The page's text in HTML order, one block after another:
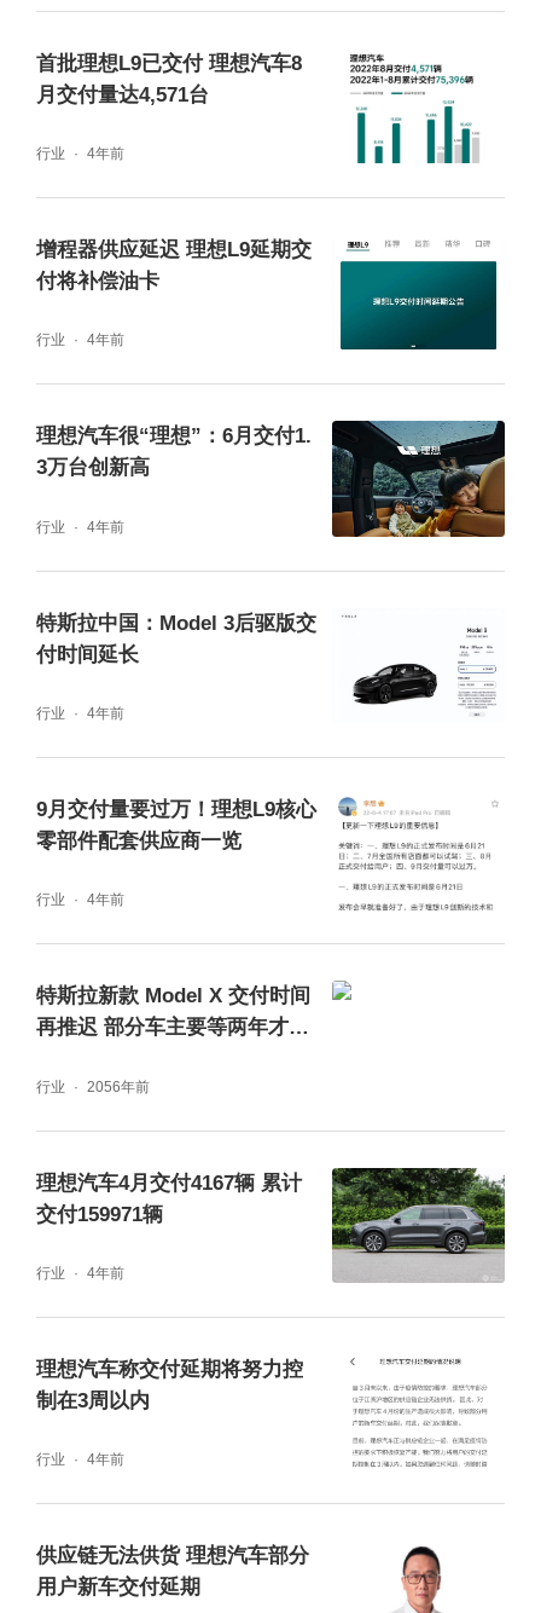
首批理想L9已交付 理想汽车8
月交付量达4,571台
行业 4年前
增程器供应延迟 理想L9延期交
付将补偿油卡
行业 4年前
理想汽车很“理想”：6月交付1.
3万台创新高
行业 4年前
特斯拉中国：Model 3后驱版交
付时间延长
行业 4年前
9月交付量要过万！理想L9核心
零部件配套供应商一览
行业 4年前
特斯拉新款 Model X 交付时间
再推迟 部分车主要等两年才能
行业 2056年前
理想汽车4月交付4167辆 累计
交付159971辆
行业 4年前
理想汽车称交付延期将努力控
制在3周以内
行业 4年前
供应链无法供货 理想汽车部分
用户新车交付延期